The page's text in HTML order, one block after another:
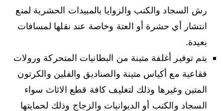
رش السجاد والكنب والزوايا بالمبيدات الحشرية لمنع
انتشار أي حشرة أو العتة وخاصة عند نقلها لمسافات
بعيدة.
يتم توفير أغلفة متينة من البطانيات المتحركة ورولات
فقاعية مع أكياس متينة والصناديق والفلين والكرتون
المتين وغيرها وذلك لتغليف كافة قطع الاثاث سواء
السجاد والكنب أو الديوانيات والزجاج وذلك لحمايتها